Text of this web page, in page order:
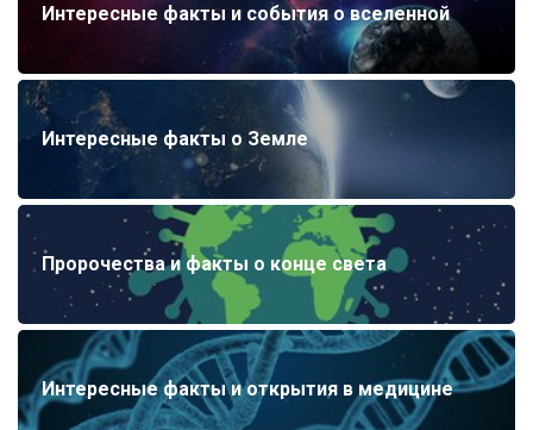
Интересные факты и события о вселенной
Интересные факты о Земле
Пророчества и факты о конце света
Интересные факты и открытия в медицине